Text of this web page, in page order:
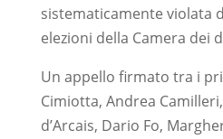
sistematicamente violata
elezioni della Camera dei
Un appello firmato tra i
Cimiotta, Andrea
d’Arcais, Dario Fo,